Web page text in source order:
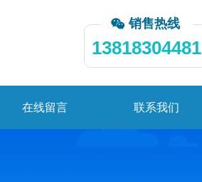
销售热线
13818304481
在线留言 联系我们